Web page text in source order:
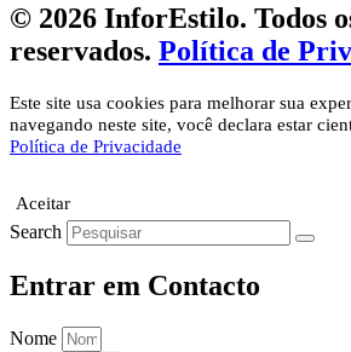
© 2026 InforEstilo. Todos
reservados. Política de
Este site usa cookies para melhorar sua
navegando neste site, você declara estar
Política de Privacidade
Aceitar
Search
Entrar em Contacto
Nome